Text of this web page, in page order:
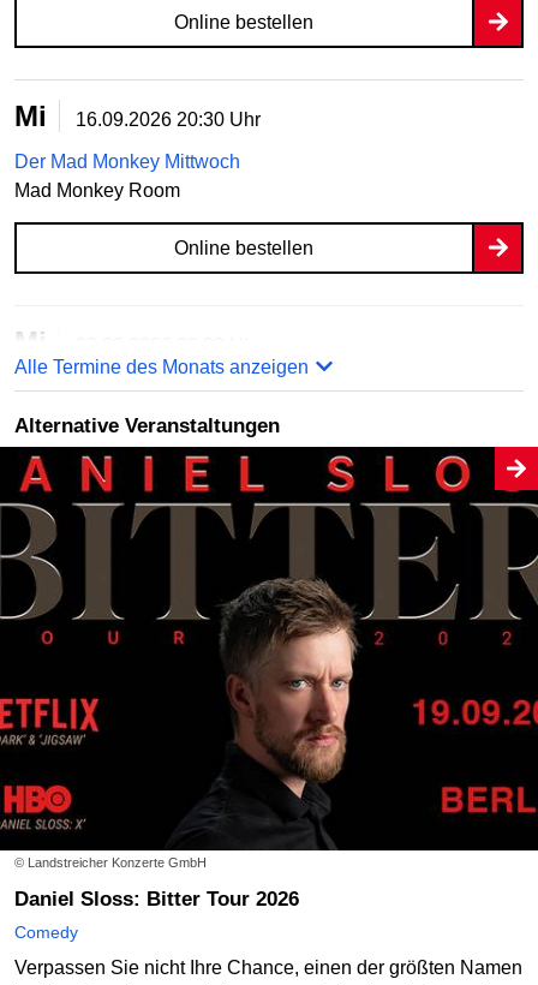
Online bestellen
Mi 16.09.2026 20:30 Uhr
Der Mad Monkey Mittwoch
Mad Monkey Room
Online bestellen
Mi
Der Mad Monkey Mittwoch
Mad Monkey Room
Online bestellen
Mi
Der Mad Monkey Mittwoch
Mad Monkey Room
Online bestellen
Mi 20:30 Uhr
Der Mad Monkey Mittwoch
Mad Monkey Room
Alle Termine des Monats anzeigen
Alternative Veranstaltungen
© Landstreicher Konzerte GmbH
Daniel Sloss: Bitter Tour 2026
Comedy
Verpassen Sie nicht Ihre Chance, einen der größten Namen